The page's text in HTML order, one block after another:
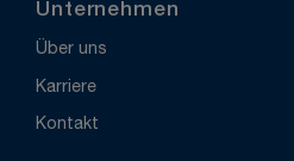
Unternehmen
Über uns
Karriere
Kontakt